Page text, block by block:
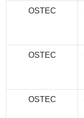
OSTEC
OSTEC
OSTEC